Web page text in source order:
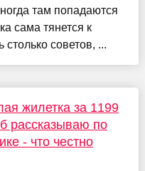
там попадаются
сама тянется к
столько советов, ...
жилетка за 1199
рассказываю по
- что честно